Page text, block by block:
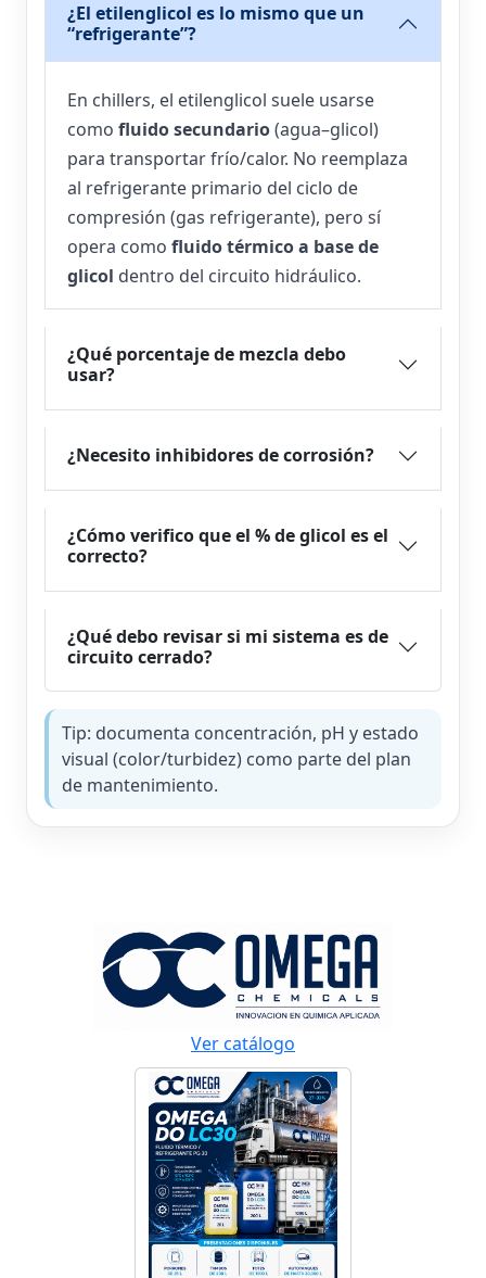
¿El etilenglicol es lo mismo que un
“refrigerante”?
En chillers, el etilenglicol suele usarse
como fluido secundario(agua–glicol)
para transportar frío/calor. No reemplaza
al refrigerante primario del ciclo de
compresión (gas refrigerante), pero sí
opera como fluido térmico a base de
glicol dentro del circuito hidráulico.
¿Qué porcentaje de mezcla debo
usar?
¿Necesito inhibidores de corrosión?
¿Cómo verifico que el % de glicol es el
correcto?
¿Qué debo revisar si mi sistema es de
circuito cerrado?
Tip: documenta concentración, pH y estado
visual (color/turbidez) como parte del plan
de mantenimiento.
Ver catálogo